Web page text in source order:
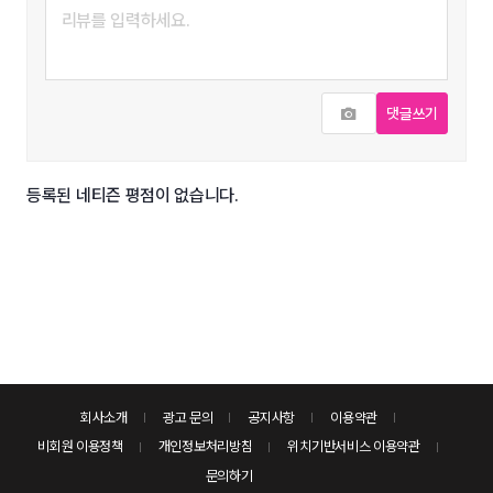
사진추가
댓글쓰기
등록된 네티즌 평점이 없습니다.
회사소개 광고 문의 공지사항
이용약관
비회원 이용정책
개인정보처리방침
위치기반서비스 이용약관
문의하기